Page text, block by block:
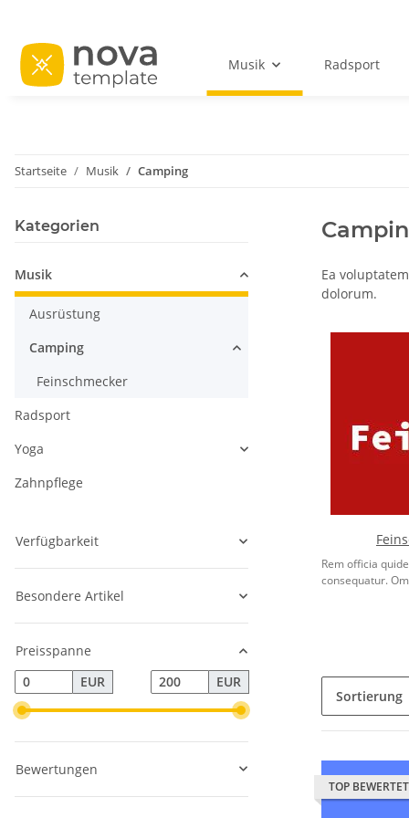
Musik Radsport
Startseite Musik Camping
Ea
dolorum.
Rem officia
consequatur.
Sortierung
TOP BEWERTET
Kategorien
Musik
Ausrüstung
Camping
Feinschmecker
Radsport
Yoga
Zahnpflege
Verfügbarkeit
Besondere Artikel
Preisspanne
EUR
EUR
Bewertungen